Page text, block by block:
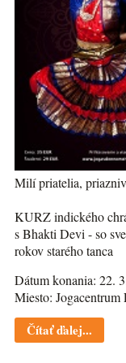
Milí priatelia,
KURZ indického
s Bhakti Devi - so
rokov starého tanca
Dátum konania: 22.
Miesto:
Čítať ďalej...